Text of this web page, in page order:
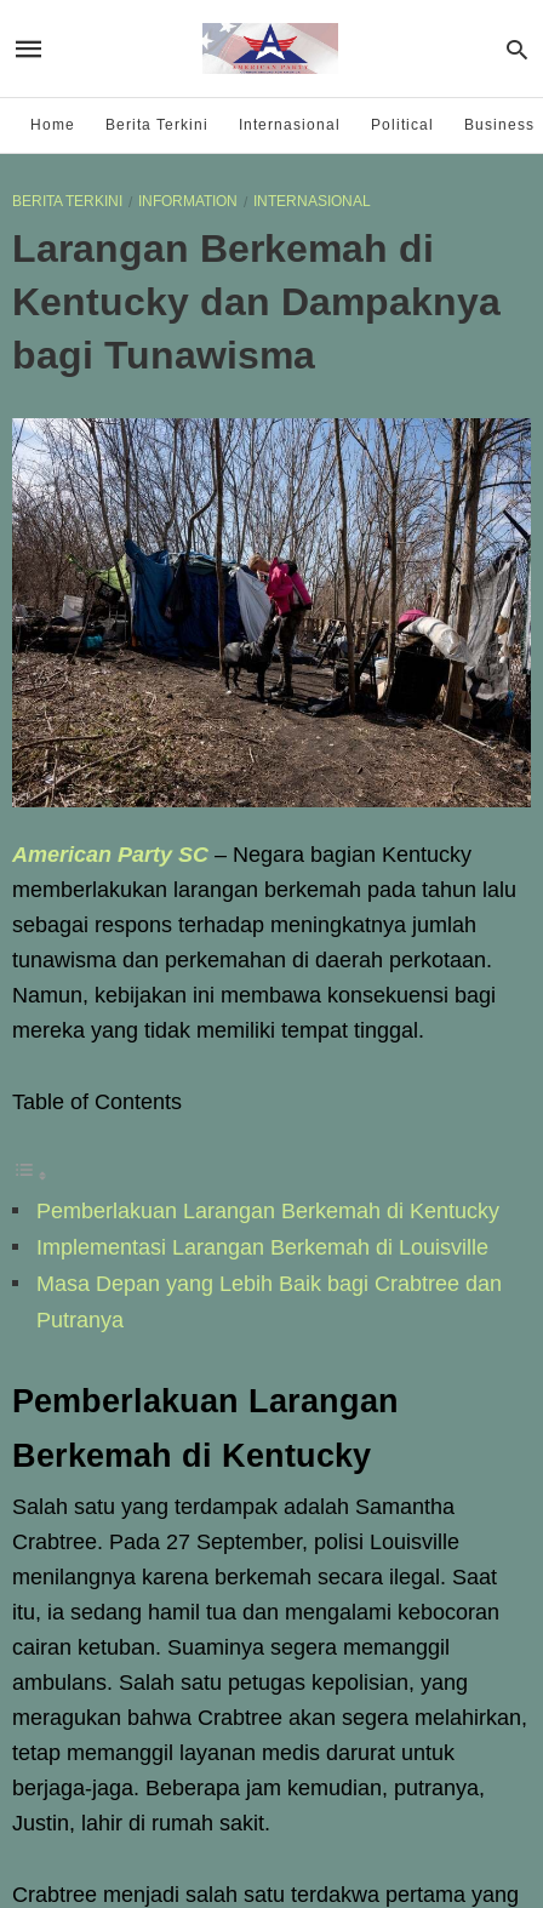
Home Berita Terkini Internasional Political Business
BERITA TERKINI INFORMATION INTERNASIONAL
Larangan Berkemah di
Kentucky dan Dampaknya
bagi Tunawisma
American Party SC – Negara bagian Kentucky
memberlakukan larangan berkemah pada tahun lalu
sebagai respons terhadap meningkatnya jumlah
tunawisma dan perkemahan di daerah perkotaan.
Namun, kebijakan ini membawa konsekuensi bagi
mereka yang tidak memiliki tempat tinggal.
Table of Contents
Pemberlakuan Larangan Berkemah di Kentucky
Implementasi Larangan Berkemah di Louisville
Masa Depan yang Lebih Baik bagi Crabtree dan
Putranya
Pemberlakuan Larangan
Berkemah di Kentucky
Salah satu yang terdampak adalah Samantha
Crabtree. Pada 27 September, polisi Louisville
menilangnya karena berkemah secara ilegal. Saat
itu, ia sedang hamil tua dan mengalami kebocoran
cairan ketuban. Suaminya segera memanggil
ambulans. Salah satu petugas kepolisian, yang
meragukan bahwa Crabtree akan segera melahirkan,
tetap memanggil layanan medis darurat untuk
berjaga-jaga. Beberapa jam kemudian, putranya,
Justin, lahir di rumah sakit.
Crabtree menjadi salah satu terdakwa pertama yang